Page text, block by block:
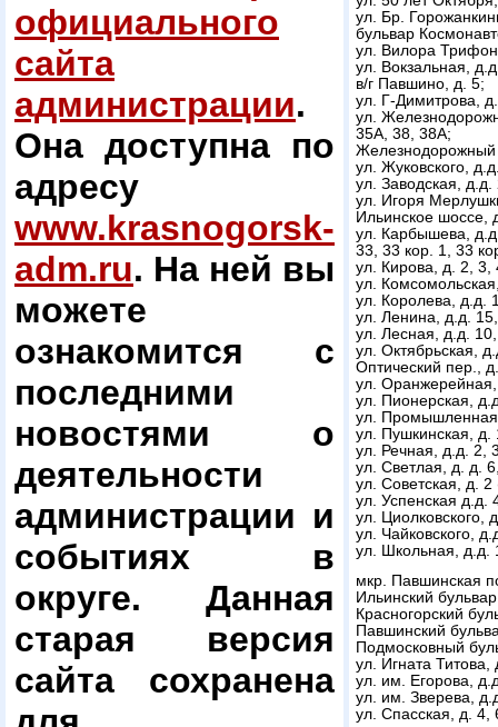
официального
сайта
администрации.
Она доступна по
адресу
www.krasnogorsk-
adm.ru. На ней вы
можете
ознакомится с
последними
новостями о
деятельности
администрации и
событиях в
округе. Данная
старая версия
сайта сохранена
ул. Бр.
бульвар
ул. Вилора
ул. Вокзальная,
в/г Павшино, д. 5;
ул. Г-Димитрова,
ул.
35А, 38, 38А;
Железнодорожный
ул. Жуковского,
ул. Заводская, д.д.
ул. Игоря
Ильинское шоссе,
ул. Карбышева,
33, 33 кор. 1, 33
ул. Кирова, д. 2, 3,
ул.
ул. Королева, д.д.
ул. Ленина, д.д.
ул. Лесная, д.д.
ул. Октябрьская,
Оптический пер.,
ул.
ул. Пионерская,
ул.
ул. Пушкинская, д.
ул. Речная, д.д. 2,
ул. Светлая, д. д.
ул. Советская, д.
ул. Успенская д.д.
ул. Циолковского,
ул. Чайковского,
ул. Школьная, д.д.
мкр. Павшинская
Ильинский
Красногорский
Павшинский
Подмосковный
ул. Игната Титова,
ул. им. Егорова,
ул. им. Зверева,
ул. Спасская, д. 4,